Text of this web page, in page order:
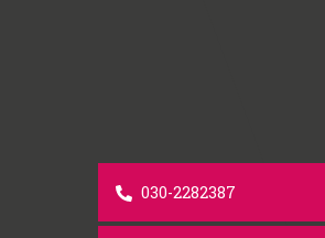
030-2282387